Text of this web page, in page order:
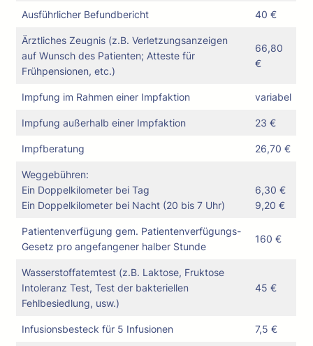
Ausführlicher Befundbericht 40 €
Ärztliches Zeugnis (z.B. Verletzungsanzeigen
auf Wunsch des Patienten; Atteste für
Frühpensionen, etc.)
66,80
€
Impfung im Rahmen einer Impfaktion variabel
Impfung außerhalb einer Impfaktion 23 €
Impfberatung 26,70 €
Weggebühren:
Ein Doppelkilometer bei Tag
Ein Doppelkilometer bei Nacht (20 bis 7 Uhr)
6,30 €
9,20 €
Patientenverfügung gem. Patientenverfügungs-
Gesetz pro angefangener halber Stunde
160 €
Wasserstoffatemtest (z.B. Laktose, Fruktose
Intoleranz Test, Test der bakteriellen
Fehlbesiedlung, usw.)
45 €
Infusionsbesteck für 5 Infusionen 7,5 €